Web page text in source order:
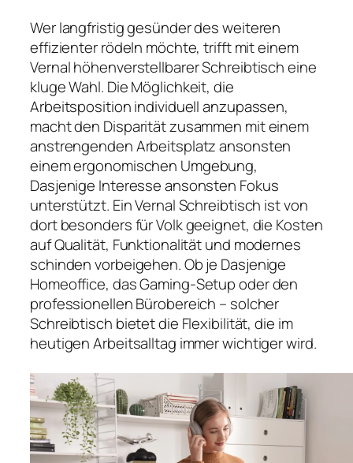
Wer langfristig gesünder des weiteren
effizienter rödeln möchte, trifft mit einem
Vernal höhenverstellbarer Schreibtisch eine
kluge Wahl. Die Möglichkeit, die
Arbeitsposition individuell anzupassen,
macht den Disparität zusammen mit einem
anstrengenden Arbeitsplatz ansonsten
einem ergonomischen Umgebung,
Dasjenige Interesse ansonsten Fokus
unterstützt. Ein Vernal Schreibtisch ist von
dort besonders für Volk geeignet, die Kosten
auf Qualität, Funktionalität und modernes
schinden vorbeigehen. Ob je Dasjenige
Homeoffice, das Gaming-Setup oder den
professionellen Bürobereich – solcher
Schreibtisch bietet die Flexibilität, die im
heutigen Arbeitsalltag immer wichtiger wird.